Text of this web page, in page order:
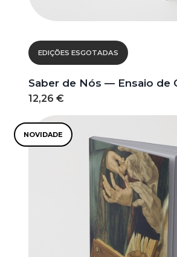
EDIÇÕES ESGOTADAS
Saber de Nós — Ensaio de
12,26 €
NOVIDADE